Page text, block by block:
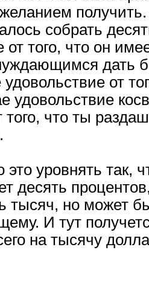
собрать
того, что он
дать
удовольствие от
удовольствие
того, что ты
уровнять так,
десять
тысяч, но может
И тут
на тысячу